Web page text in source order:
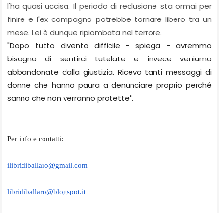
l'ha quasi uccisa. Il periodo di reclusione sta ormai per
finire e l'ex compagno potrebbe tornare libero tra un
mese. Lei è dunque ripiombata nel terrore.
"Dopo tutto diventa difficile - spiega - avremmo
bisogno di sentirci tutelate e invece veniamo
abbandonate dalla giustizia. Ricevo tanti messaggi di
donne che hanno paura a denunciare proprio perché
sanno che non verranno protette".
Per info e contatti:
ilibridiballaro@gmail.com
libridiballaro@blogspot.it